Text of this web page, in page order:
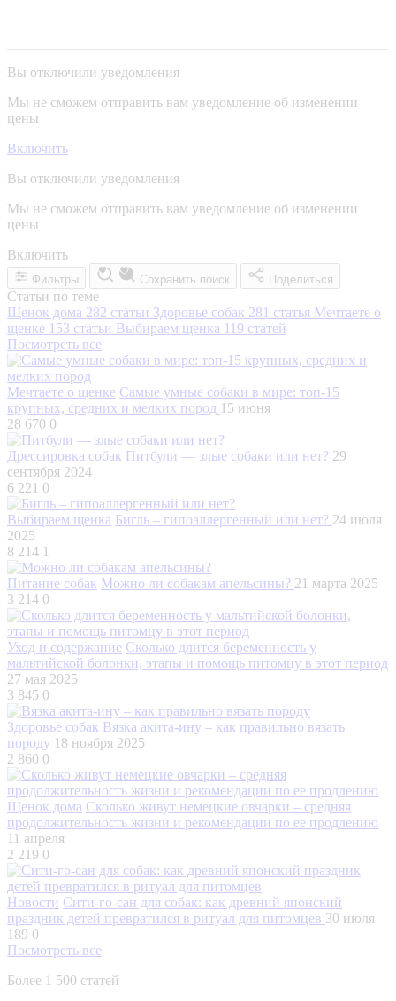
Вы отключили уведомления
Мы не сможем отправить вам уведомление об изменении
цены
Включить
Вы отключили уведомления
Мы не сможем отправить вам уведомление об изменении
цены
Включить
Фильтры Сохранить поиск Поделиться
Статьи по теме
Щенок дома 282 статьи Здоровье собак 281 статья Мечтаете о
щенке 153 статьи Выбираем щенка 119 статей
Посмотреть все
Мечтаете о щенке Самые умные собаки в мире: топ-15
крупных, средних и мелких пород 15 июня
28 670 0
Дрессировка собак Питбули — злые собаки или нет? 29
сентября 2024
6 221 0
Выбираем щенка Бигль – гипоаллергенный или нет? 24 июля
2025
8 214 1
Питание собак Можно ли собакам апельсины? 21 марта 2025
3 214 0
Уход и содержание Сколько длится беременность у
мальтийской болонки, этапы и помощь питомцу в этот период
27 мая 2025
3 845 0
Здоровье собак Вязка акита-ину – как правильно вязать
породу 18 ноября 2025
2 860 0
Щенок дома Сколько живут немецкие овчарки – средняя
продолжительность жизни и рекомендации по ее продлению
11 апреля
2 219 0
Новости Сити-го-сан для собак: как древний японский
праздник детей превратился в ритуал для питомцев 30 июля
189 0
Посмотреть все
Более 1 500 статей